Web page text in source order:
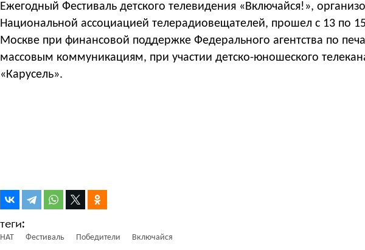
Ежегодный Фестиваль детского телевидения «Включайся!»,
Национальной ассоциацией телерадиовещателей, прошел с 13 по
Москве при финансовой поддержке Федерального агентства по
массовым коммуникациям, при участии детско-юношеского
«Карусель».
НАТ Фестиваль Победители Включайся